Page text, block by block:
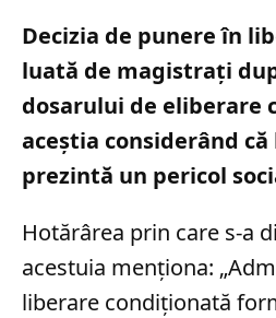
Decizia de punere în
luată de magistrați
dosarului de eliberare
aceștia considerând
prezintă un pericol
Hotărârea prin care s-a
acestuia menționa:
liberare condiţionată